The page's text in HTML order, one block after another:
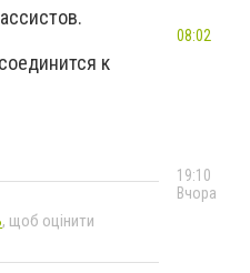
к
, щоб оцінити
08:02
19:10
Вчора